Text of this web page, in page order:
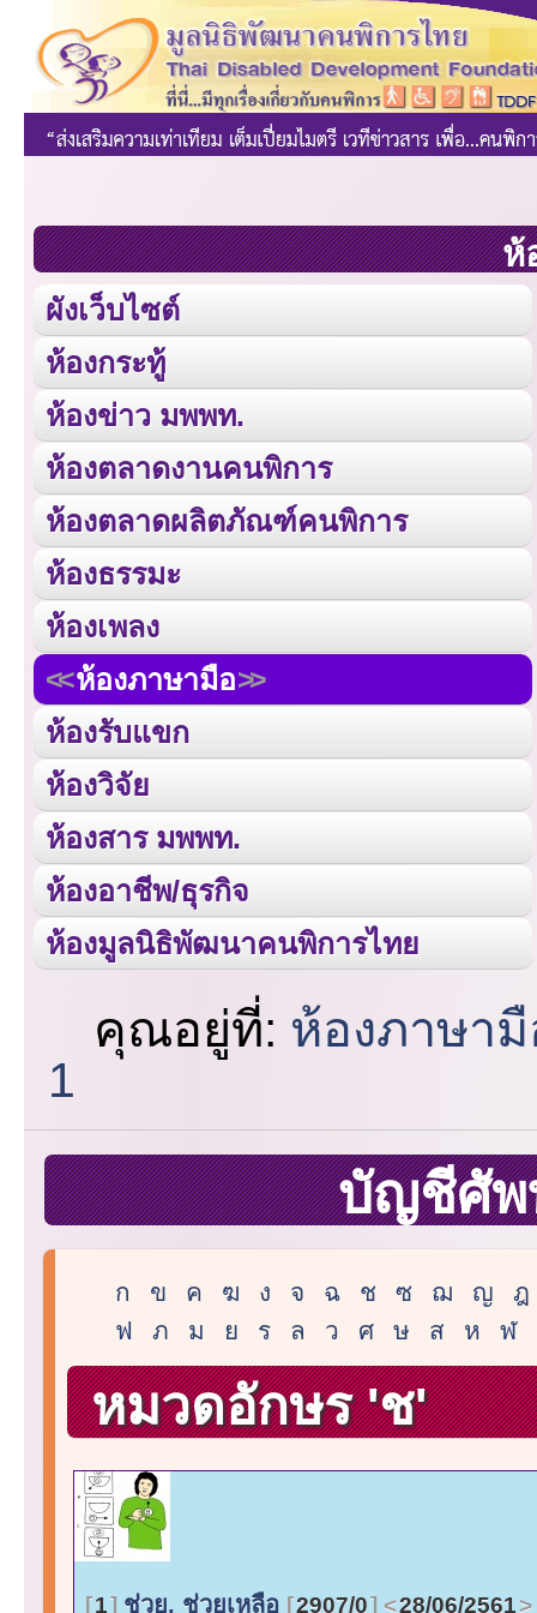
ห้
ผังเว็บไซต์
ห้องกระทู้
ห้องข่าว มพพท.
ห้องตลาดงานคนพิการ
ห้องตลาดผลิตภัณฑ์คนพิการ
ห้องธรรมะ
ห้องเพลง
ห้องภาษามือ
ห้องรับแขก
ห้องวิจัย
ห้องสาร มพพท.
ห้องอาชีพ/ธุรกิจ
ห้องมูลนิธิพัฒนาคนพิการไทย
คุณอยู่ที่: ห้องภาษา
1
บัญชีศัพ
ก ข ค ฆ ง จ ฉ ช ซ ฌ ญ
ฎ
ฟ
ภ ม ย ร ล ว ศ ษ ส ห ฬ
หมวดอักษร 'ช'
1 ช่วย, ช่วยเหลือ 2907/0 28/06/2561